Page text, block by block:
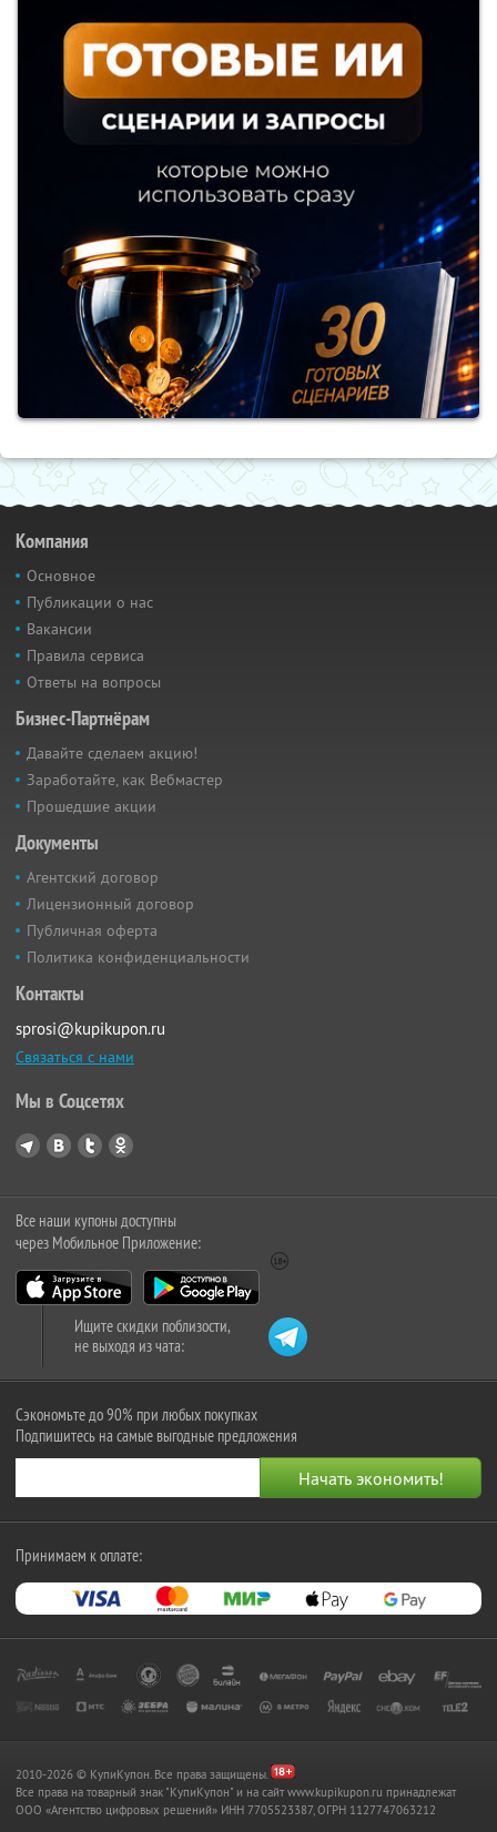
Компания
Основное
Публикации о нас
Вакансии
Правила сервиса
Ответы на вопросы
Бизнес-Партнёрам
Давайте сделаем акцию!
Заработайте, как Вебмастер
Прошедшие акции
Документы
Агентский договор
Лицензионный договор
Публичная оферта
Политика конфиденциальности
Контакты
sprosi@kupikupon.ru
Связаться с нами
Мы в Соцсетях
Все наши купоны доступны
через Мобильное Приложение:
Ищите скидки поблизости,
не выходя из чата:
Сэкономьте до 90% при любых покупках
Подпишитесь на самые выгодные предложения
Принимаем к оплате:
2010-2026 © КупиКупон. Все права защищены.
Все права на товарный знак "КупиКупон" и на сайт www.kupikupon.ru принадлежат
OOO «Агентство цифровых решений» ИНН 7705523387, ОГРН 1127747063212